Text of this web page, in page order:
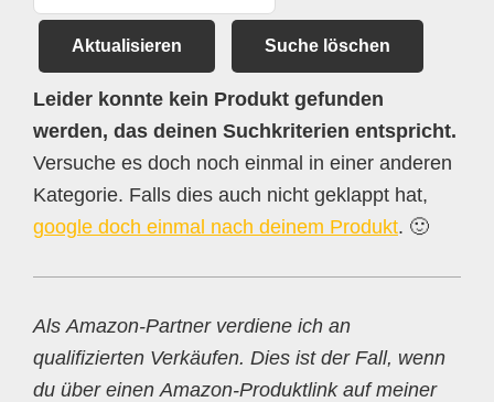
Aktualisieren Suche löschen
Leider konnte kein Produkt gefunden
werden, das deinen Suchkriterien entspricht.
Versuche es doch noch einmal in einer anderen
Kategorie. Falls dies auch nicht geklappt hat,
google doch einmal nach deinem Produkt. 🙂
Als Amazon-Partner verdiene ich an
qualifizierten Verkäufen. Dies ist der Fall, wenn
du über einen Amazon-Produktlink auf meiner